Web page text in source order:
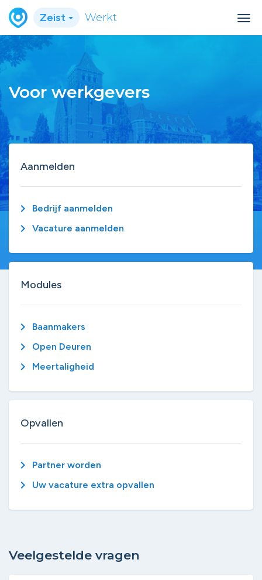
Zeist Werkt
Voor werkgevers
Aanmelden
chevron_right Bedrijf aanmelden
chevron_right Vacature aanmelden
Modules
chevron_right Baanmakers
chevron_right Open Deuren
chevron_right Meertaligheid
Opvallen
chevron_right Partner worden
chevron_right Uw vacature extra opvallen
Veelgestelde vragen